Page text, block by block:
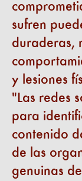
sufren
duraderas,
y lesiones
Las redes
para
contenido
de las
genuinas